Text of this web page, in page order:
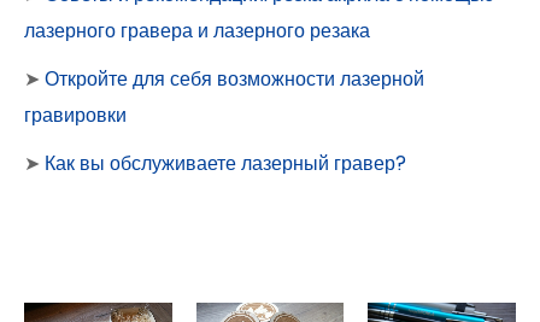
лазерного гравера и лазерного резака
➤ Откройте для себя возможности лазерной
гравировки
➤ Как вы обслуживаете лазерный гравер?